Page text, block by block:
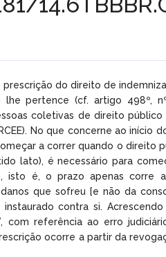
do direito de
pertence (cf. artigo 498º,
coletivas de direito
No que concerne ao início
a correr quando o direito
lato), é necessário para
isto é, o prazo apenas corre
que sofreu [e não da
contra si.
com referência ao erro
ocorre a partir da